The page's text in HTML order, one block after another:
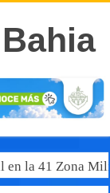
en la 41 Zona